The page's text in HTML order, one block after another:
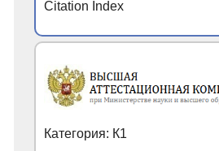
Citation Index
Категория: К1